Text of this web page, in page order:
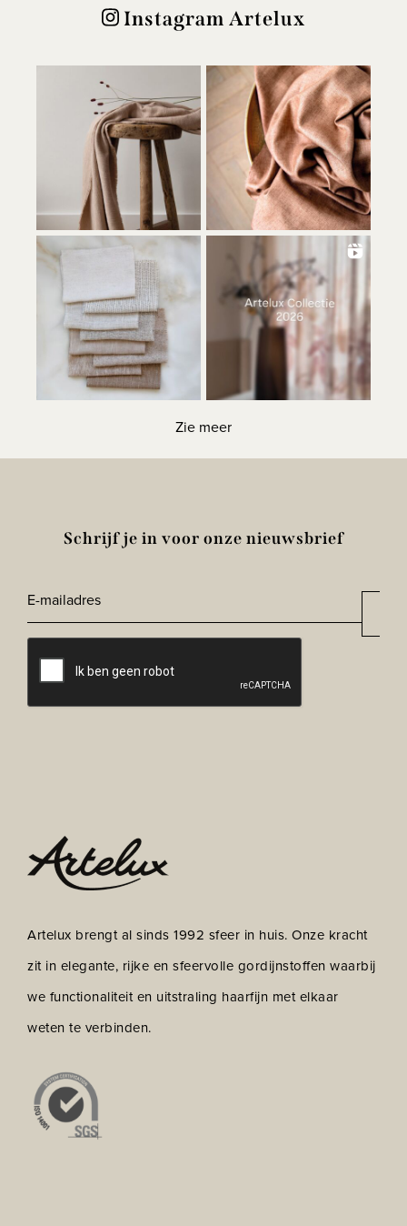
Instagram Artelux
Zie meer
Schrijf je in voor onze nieuwsbrief
E-
mailadres*
Artelux brengt al sinds 1992 sfeer in huis. Onze kracht
zit in elegante, rijke en sfeervolle gordijnstoffen waarbij
we functionaliteit en uitstraling haarfijn met elkaar
weten te verbinden.